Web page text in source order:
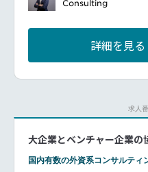
ます。
よる次期ビジネスモ
会計・人事・販売・
Consulting
詳細を見る
求人
大企業とベンチャー企業
国内有数の外資系コンサルティ